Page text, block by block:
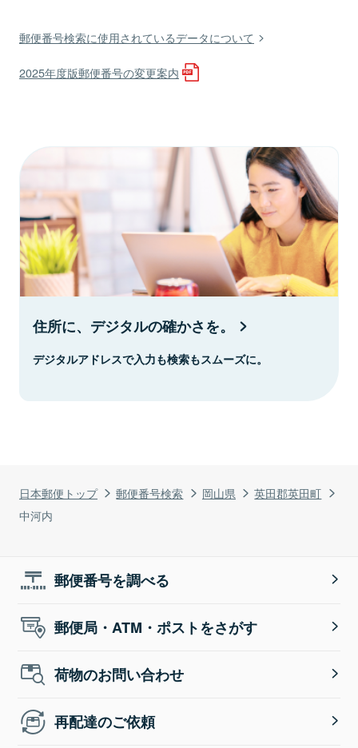
日本郵便トップ 郵便番号検索 岡山県
英田郡英田町
中河内
郵便番号検索に使用されているデータについて
2025年度版郵便番号の変更案内
住所に、デジタルの確かさを。
デジタルアドレスで入力も検索もスムーズに。
郵便番号を調べる
郵便局・ATM・ポストをさがす
荷物のお問い合わせ
再配達のご依頼